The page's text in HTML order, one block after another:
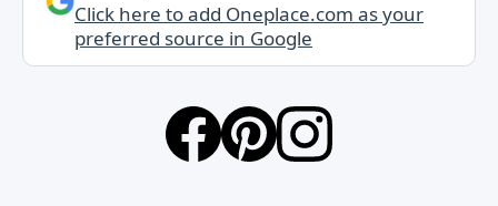
Click here to add Oneplace.com as your
preferred source in Google